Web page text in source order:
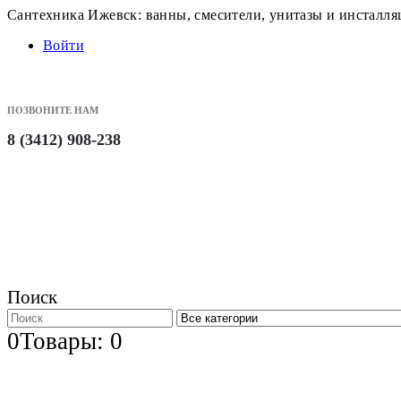
Сантехника Ижевск: ванны, смесители, унитазы и
Войти
ПОЗВОНИТЕ НАМ
8 (3412) 908-238
Поиск
0Товары: 0